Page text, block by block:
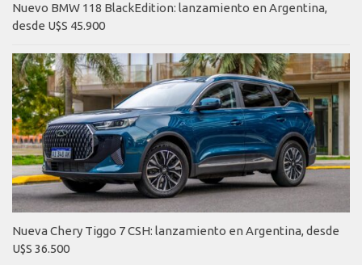
Nuevo BMW 118 BlackEdition: lanzamiento en Argentina,
desde U$S 45.900
Nueva Chery Tiggo 7 CSH: lanzamiento en Argentina, desde
U$S 36.500